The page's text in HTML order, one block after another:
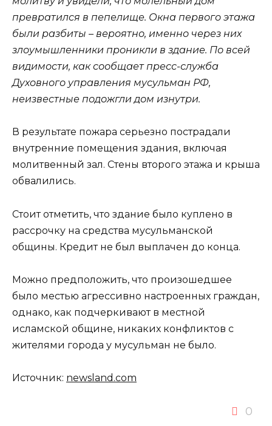
превратился в пепелище. Окна первого этажа
были разбиты – вероятно, именно через них
злоумышленники проникли в здание. По всей
видимости, как сообщает пресс-служба
Духовного управления мусульман РФ,
неизвестные подожгли дом изнутри.
В результате пожара серьезно пострадали
внутренние помещения здания, включая
молитвенный зал. Стены второго этажа и крыша
обвалились.
Стоит отметить, что здание было куплено в
рассрочку на средства мусульманской
общины. Кредит не был выплачен до конца.
Можно предположить, что произошедшее
было местью агрессивно настроенных граждан,
однако, как подчеркивают в местной
исламской общине, никаких конфликтов с
жителями города у мусульман не было.
Источник: newsland.com
0